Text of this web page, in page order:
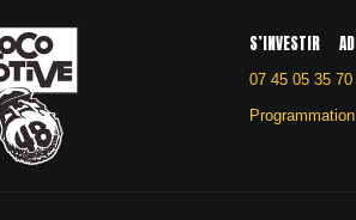
S’INVESTIR
07 45 05 35 70